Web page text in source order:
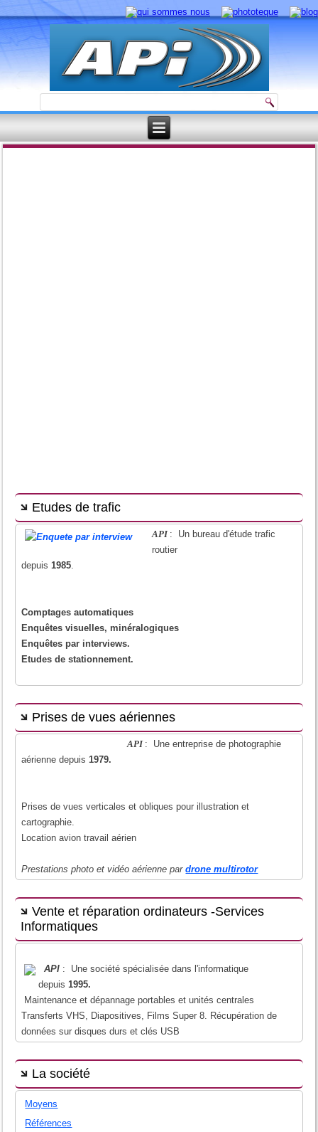
Etudes de trafic
API : Un bureau d'étude trafic
routier
depuis1985.
Comptages automatiques
Enquêtes visuelles, minéralogiques
Enquêtes par interviews.
Etudes de stationnement.
Prises de vues aériennes
API : Une entreprise de photographie
aérienne depuis1979.
Prises de vues verticales et obliques pour illustration et
cartographie.
Location avion travail aérien
Prestations photo et vidéo aérienne pardrone multirotor
Vente et réparation ordinateurs -Services
Informatiques
API : Une société spécialisée dans l'informatique
depuis1995.
Maintenance et dépannage portables et unités centrales
Transferts VHS, Diapositives, Films Super 8. Récupération de
données sur disques durs et clés USB
La société
Moyens
Références